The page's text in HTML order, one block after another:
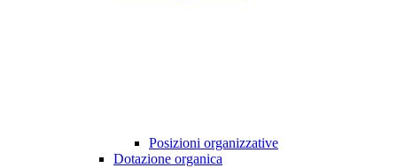
Posizioni organizzative
Dotazione organica